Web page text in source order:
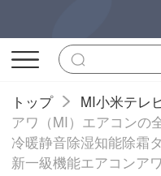
トップ
MI小米テレ
アワ（MI）エアコンの
冷暖静音除湿知能除霜
新一級機能エアコンア